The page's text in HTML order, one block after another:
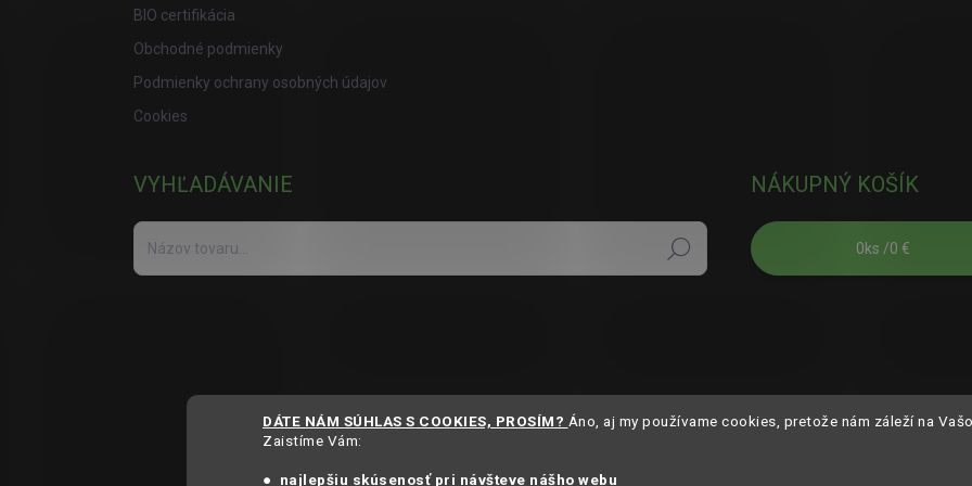
DÁTE NÁM SÚHLAS S COOKIES, PROSÍM? Áno, aj my používame cookies, pretože nám záleží na
Zaistíme Vám:
● najlepšiu skúsenosť pri návšteve nášho webu
BIO certifikácia
Obchodné podmienky
Podmienky ochrany osobných údajov
Cookies
VYHĽADÁVANIE
Hľadať
NÁKUPNÝ KOŠÍK
0ks /0 €